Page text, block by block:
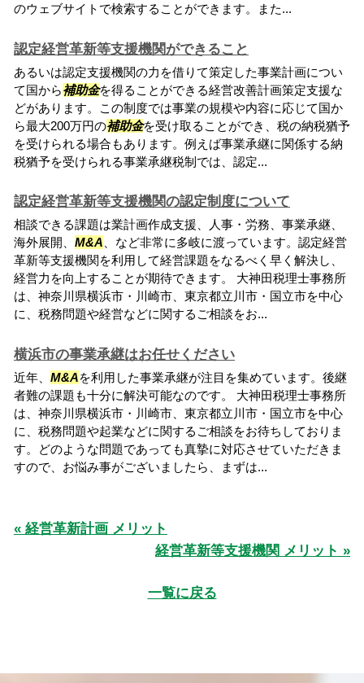
のウェブサイトで検索することができます。また...
認定経営革新等支援機関ができること
あるいは認定支援機関の力を借りて策定した事業計画につい
て国から補助金を得ることができる経営改善計画策定支援な
どがあります。この制度では事業の規模や内容に応じて国か
ら最大200万円の補助金を受け取ることができ、税の納税猶予
を受けられる場合もあります。例えば事業承継に関係する納
税猶予を受けられる事業承継税制では、認定...
認定経営革新等支援機関の認定制度について
相談できる課題は業計画作成支援、人事・労務、事業承継、
海外展開、 M&A 、など非常に多岐に渡っています。認定経営
革新等支援機関を利用して経営課題をなるべく早く解決し、
経営力を向上することが期待できます。 大神田税理士事務所
は、神奈川県横浜市・川崎市、東京都立川市・国立市を中心
に、税務問題や経営などに関するご相談をお...
横浜市の事業承継はお任せください
近年、 M&Aを利用した事業承継が注目を集めています。後継
者難の課題も十分に解決可能なのです。 大神田税理士事務所
は、神奈川県横浜市・川崎市、東京都立川市・国立市を中心
に、税務問題や起業などに関するご相談をお待ちしておりま
す。どのような問題であっても真摯に対応させていただきま
すので、お悩み事がございましたら、まずは...
« 経営革新計画 メリット
経営革新等支援機関 メリット »
一覧に戻る